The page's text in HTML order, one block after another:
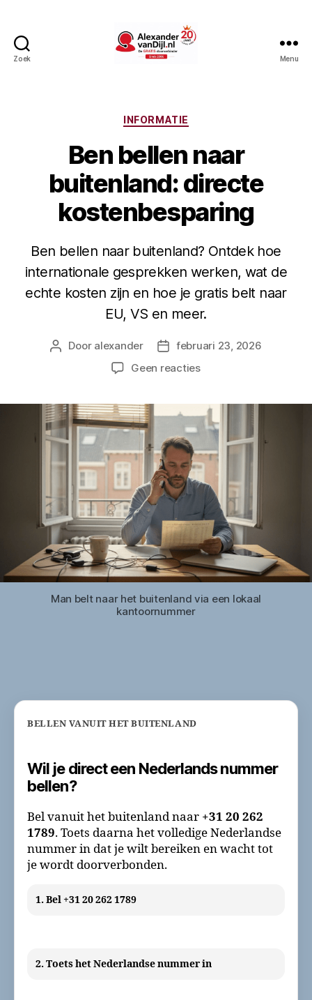
Zoek Menu
Categorieën
INFORMATIE
Ben bellen naar
buitenland: directe
kostenbesparing
Ben bellen naar buitenland? Ontdek hoe
internationale gesprekken werken, wat de
echte kosten zijn en hoe je gratis belt naar
EU, VS en meer.
Berichtauteur
Door alexander Berichtdatum
februari 23, 2026
Geen reactiesop
naar
buitenland:
directe
kostenbesparing
Man belt naar het buitenland via een lokaal
kantoornummer
BELLEN VANUIT HET BUITENLAND
Wil je direct een Nederlands nummer
bellen?
Bel vanuit het buitenland naar +31 20 262
1789. Toets daarna het volledige Nederlandse
nummer in dat je wilt bereiken en wacht tot
je wordt doorverbonden.
1. Bel +31 20 262 1789
2. Toets het Nederlandse nummer in